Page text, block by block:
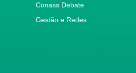
Conass Debate
Gestão e Redes